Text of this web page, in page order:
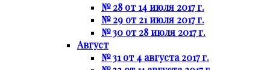
№ 28 от 14 июля 2017 г.
№ 29 от 21 июля 2017 г.
№ 30 от 28 июля 2017 г.
Август
№ 31 от 4 августа 2017 г.